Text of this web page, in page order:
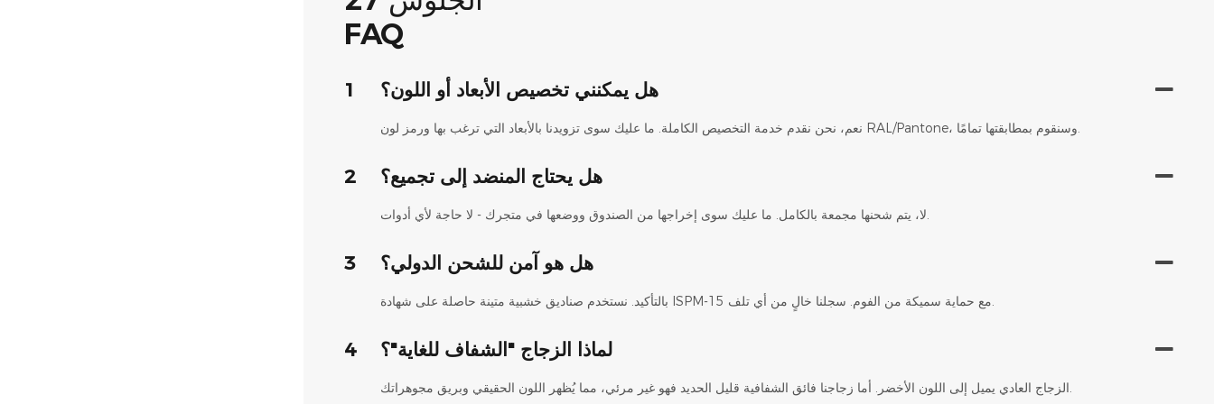
FAQ
1 هل يمكنني تخصيص الأبعاد أو اللون؟
نعم، نحن نقدم خدمة التخصيص الكاملة. ما عليك سوى تزويدنا بالأبعاد التي ترغب بها ورمز لون RAL/Pantone، وسنقوم بمطابقتها تمامًا.
2 هل يحتاج المنضد إلى تجميع؟
لا، يتم شحنها مجمعة بالكامل. ما عليك سوى إخراجها من الصندوق ووضعها في متجرك - لا حاجة لأي أدوات.
3 هل هو آمن للشحن الدولي؟
بالتأكيد. نستخدم صناديق خشبية متينة حاصلة على شهادة ISPM-15 مع حماية سميكة من الفوم. سجلنا خالٍ من أي تلف.
4 لماذا الزجاج "الشفاف للغاية"؟
الزجاج العادي يميل إلى اللون الأخضر. أما زجاجنا فائق الشفافية قليل الحديد فهو غير مرئي، مما يُظهر اللون الحقيقي وبريق مجوهراتك.